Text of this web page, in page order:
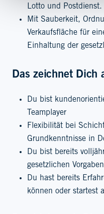
Lotto und Postdienst.
Mit Sauberkeit,
Verkaufsfläche für
Einhaltung der
Das zeichnet Dich
Du bist
Teamplayer
Flexibilität bei
Grundkenntnisse in
Du bist bereits
gesetzlichen Vorgaben
Du hast bereits
können oder startest